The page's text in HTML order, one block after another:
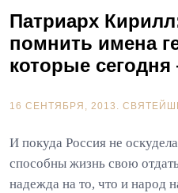
Патриарх
помнить имена
которые
16 СЕНТЯБРЯ, 2013.
И покуда Россия не
способны жизнь свою
надежда на то, что и народ